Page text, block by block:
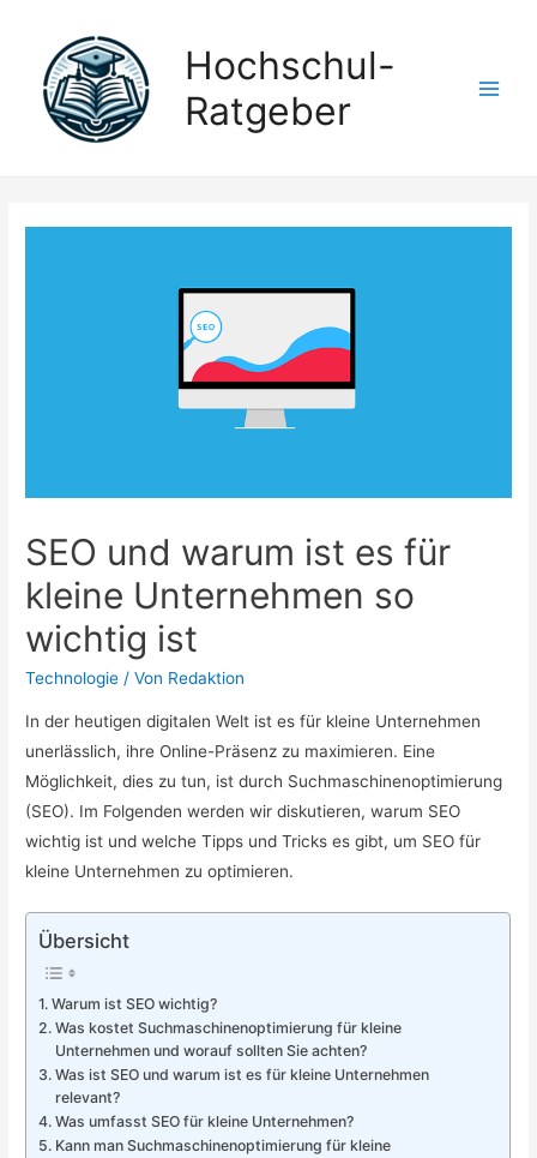
Hochschul-
Ratgeber
SEO und warum ist es für
kleine Unternehmen so
wichtig ist
Technologie / Von Redaktion
In der heutigen digitalen Welt ist es für kleine Unternehmen
unerlässlich, ihre Online-Präsenz zu maximieren. Eine
Möglichkeit, dies zu tun, ist durch Suchmaschinenoptimierung
(SEO). Im Folgenden werden wir diskutieren, warum SEO
wichtig ist und welche Tipps und Tricks es gibt, um SEO für
kleine Unternehmen zu optimieren.
Übersicht
Warum ist SEO wichtig?
Was kostet Suchmaschinenoptimierung für kleine
Unternehmen und worauf sollten Sie achten?
Was ist SEO und warum ist es für kleine Unternehmen
relevant?
Was umfasst SEO für kleine Unternehmen?
Kann man Suchmaschinenoptimierung für kleine